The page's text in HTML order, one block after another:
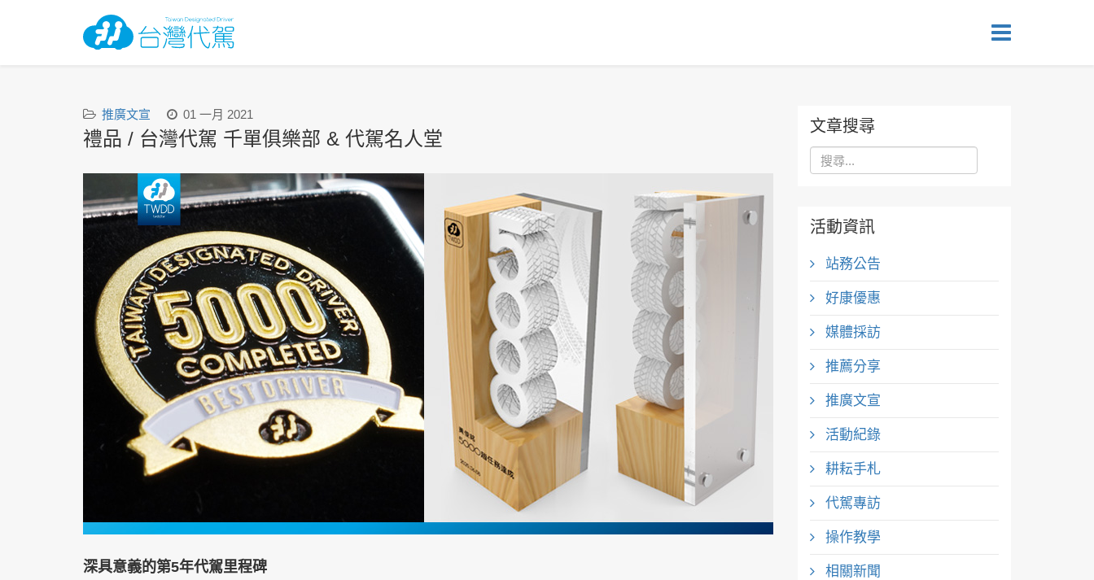
推廣文宣 01 一月 2021
禮品 / 台灣代駕 千單俱樂部 & 代駕名人堂
深具意義的第5年代駕里程碑
文章搜尋
活動資訊
站務公告
好康優惠
媒體採訪
推薦分享
推廣文宣
活動紀錄
耕耘手札
代駕專訪
操作教學
相關新聞